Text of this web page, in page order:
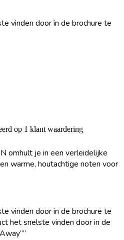
vinden door in de brochure te
op 1 klant waardering
omhult je in een verleidelijke
warme, houtachtige noten voor
vinden door in de brochure te
het snelste vinden door in de